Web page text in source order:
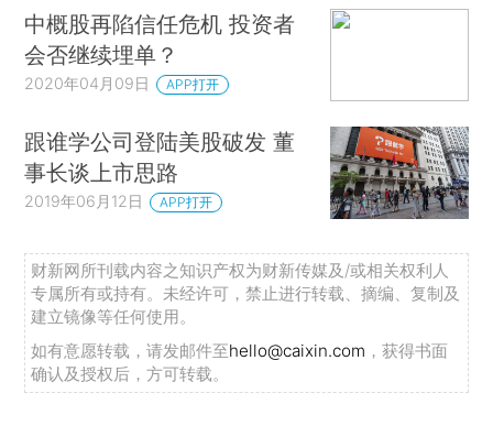
中概股再陷信任危机 投资者
会否继续埋单？
2020年04月09日 APP打开
跟谁学公司登陆美股破发 董
事长谈上市思路
2019年06月12日 APP打开
财新网所刊载内容之知识产权为财新传媒及/或相关权利人
专属所有或持有。未经许可，禁止进行转载、摘编、复制及
建立镜像等任何使用。
如有意愿转载，请发邮件至hello@caixin.com ，获得书面
确认及授权后，方可转载。